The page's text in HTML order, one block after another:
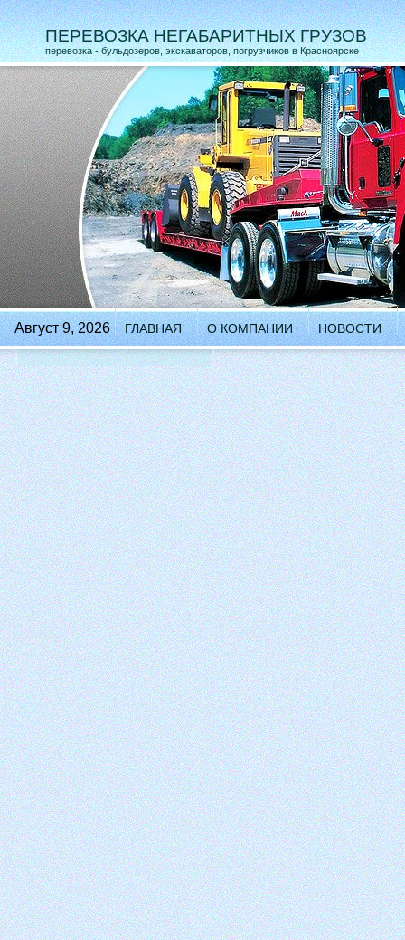
ПЕРЕВОЗКА НЕГАБАРИТНЫХ ГРУЗОВ
перевозка - бульдозеров, экскаваторов, погрузчиков в Красноярске
Август 9, 2026 ГЛАВНАЯ О КОМПАНИИ НОВОСТИ